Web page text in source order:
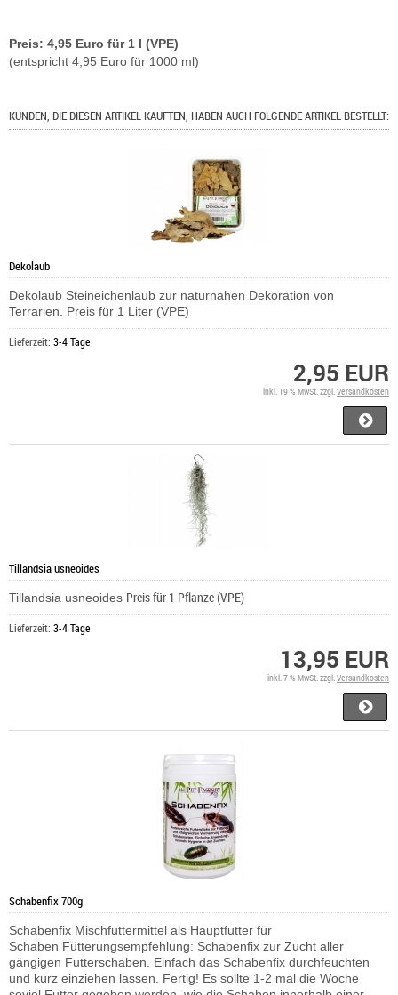
Preis: 4,95 Euro für 1 l (VPE)
(entspricht 4,95 Euro für 1000 ml)
KUNDEN, DIE DIESEN ARTIKEL KAUFTEN, HABEN AUCH FOLGENDE ARTIKEL BESTELLT:
Dekolaub
Dekolaub Steineichenlaub zur naturnahen Dekoration von
Terrarien. Preis für 1 Liter (VPE)
Lieferzeit: 3-4 Tage
2,95 EUR
inkl. 19 % MwSt. zzgl. Versandkosten
Tillandsia usneoides
Tillandsia usneoides Preis für 1 Pflanze (VPE)
Lieferzeit: 3-4 Tage
13,95 EUR
inkl. 7 % MwSt. zzgl. Versandkosten
Schabenfix 700g
Schabenfix Mischfuttermittel als Hauptfutter für
Schaben Fütterungsempfehlung: Schabenfix zur Zucht aller
gängigen Futterschaben. Einfach das Schabenfix durchfeuchten
und kurz einziehen lassen. Fertig! Es sollte 1-2 mal die Woche